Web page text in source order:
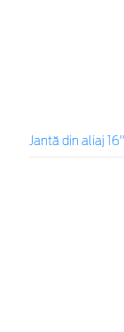
Jantă din aliaj